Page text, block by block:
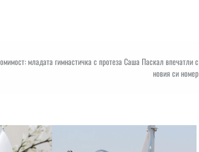
младата гимнастичка с протеза Саша Паскал впечатли с
новия си номер